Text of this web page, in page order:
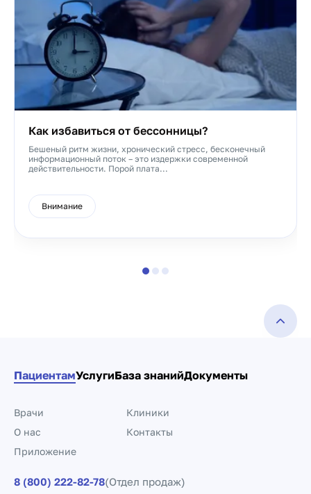
Как избавиться от бессонницы?
Бешеный ритм жизни, хронический стресс, бесконечный
информационный поток – это издержки современной
действительности. Порой плата...
Внимание
ПациентамУслугиБаза знанийДокументы
Врачи
Клиники
О нас
Контакты
Приложение
8 (800) 222-82-78(Отдел продаж)